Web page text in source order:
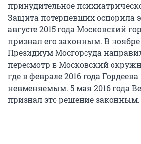
принудительное
Защита потерпевших оспорила
августе 2015 года Московский
признал его законным. В ноябре
Президиум Мосгорсуда
пересмотр в Московский
где в феврале 2016 года
невменяемым. 5 мая 2016 года
признал это решение законным.